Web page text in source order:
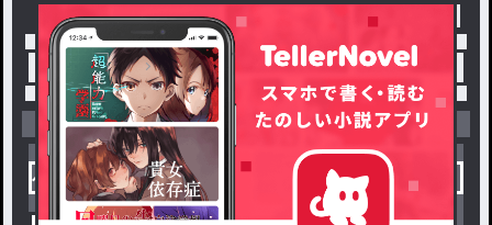
トップ 「#銀魂腐」の人気小説・夢小説一覧
小説を探す ジャンルから探す